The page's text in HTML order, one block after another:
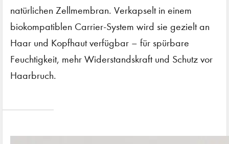
natürlichen Zellmembran. Verkapselt in einem
biokompatiblen Carrier-System wird sie gezielt an
Haar und Kopfhaut verfügbar – für spürbare
Feuchtigkeit, mehr Widerstandskraft und Schutz vor
Haarbruch.